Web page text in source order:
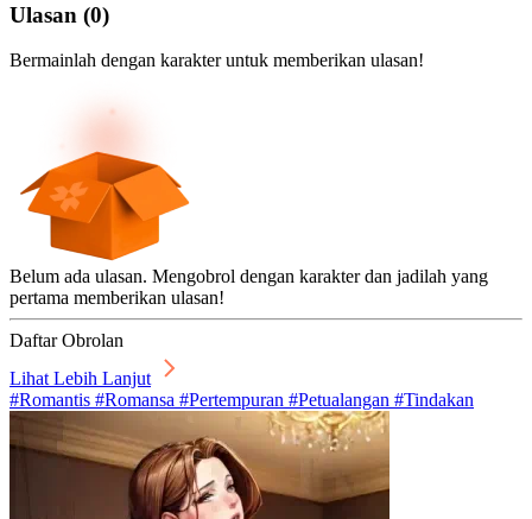
Ulasan (0)
Bermainlah dengan karakter untuk memberikan ulasan!
Belum ada ulasan. Mengobrol dengan karakter dan jadilah yang
pertama memberikan ulasan!
Daftar Obrolan
Lihat Lebih Lanjut
#Romantis #Romansa #Pertempuran #Petualangan #Tindakan